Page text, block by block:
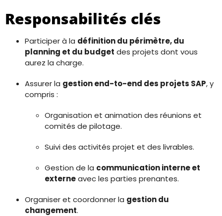
Responsabilités clés
Participer à la définition du périmètre, du
planning et du budget des projets dont vous
aurez la charge.
Assurer la gestion end-to-end des projets SAP, y
compris :
Organisation et animation des réunions et
comités de pilotage.
Suivi des activités projet et des livrables.
Gestion de la communication interne et
externeavec les parties prenantes.
Organiser et coordonner la gestion du
changement.